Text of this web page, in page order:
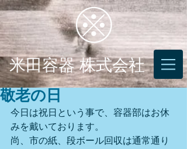
米田容器 株式会社
敬老の日
今日は祝日という事で、容器部はお休
みを戴いております。
尚、市の紙、段ボール回収は通常通り